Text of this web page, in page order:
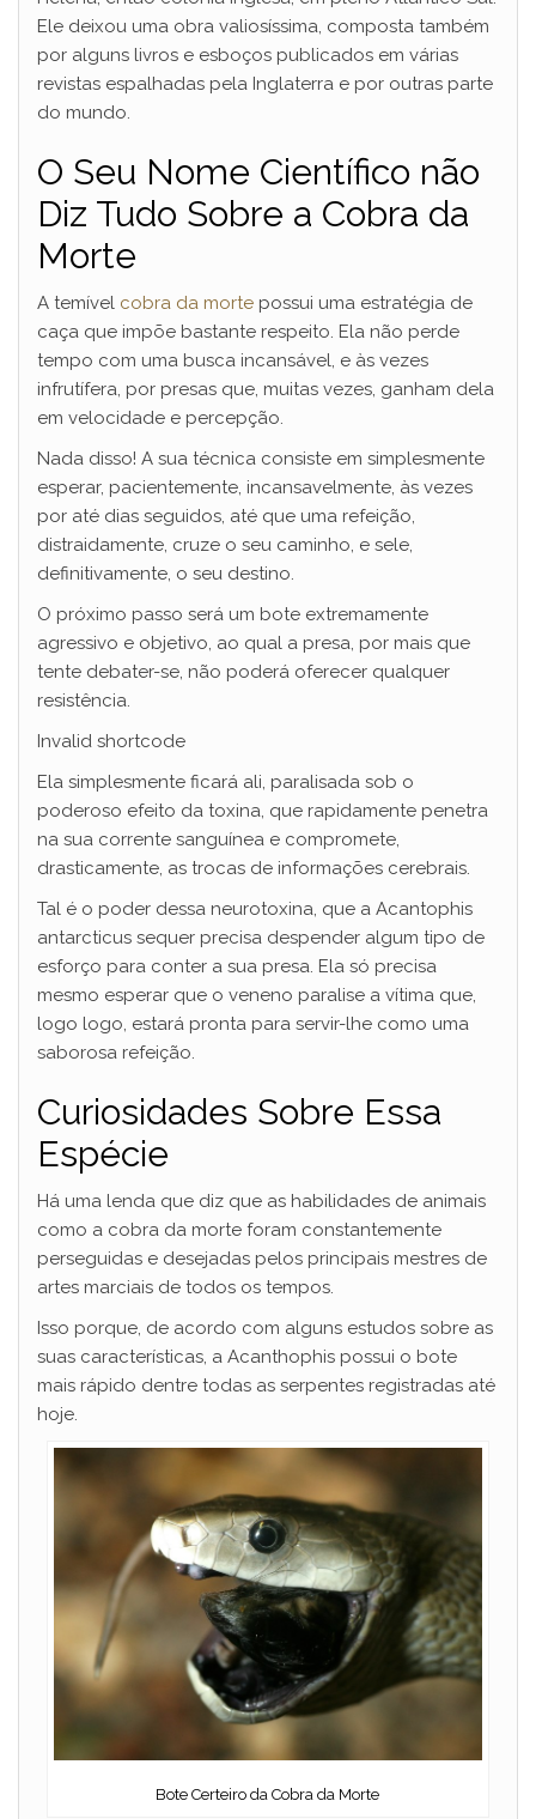
Ele deixou uma obra valiosíssima, composta também
por alguns livros e esboços publicados em várias
revistas espalhadas pela Inglaterra e por outras parte
do mundo.
O Seu Nome Científico não
Diz Tudo Sobre a Cobra da
Morte
A temível cobra da morte possui uma estratégia de
caça que impõe bastante respeito. Ela não perde
tempo com uma busca incansável, e às vezes
infrutífera, por presas que, muitas vezes, ganham dela
em velocidade e percepção.
Nada disso! A sua técnica consiste em simplesmente
esperar, pacientemente, incansavelmente, às vezes
por até dias seguidos, até que uma refeição,
distraidamente, cruze o seu caminho, e sele,
definitivamente, o seu destino.
O próximo passo será um bote extremamente
agressivo e objetivo, ao qual a presa, por mais que
tente debater-se, não poderá oferecer qualquer
resistência.
Invalid shortcode
Ela simplesmente ficará ali, paralisada sob o
poderoso efeito da toxina, que rapidamente penetra
na sua corrente sanguínea e compromete,
drasticamente, as trocas de informações cerebrais.
Tal é o poder dessa neurotoxina, que a Acantophis
antarcticus sequer precisa despender algum tipo de
esforço para conter a sua presa. Ela só precisa
mesmo esperar que o veneno paralise a vítima que,
logo logo, estará pronta para servir-lhe como uma
saborosa refeição.
Curiosidades Sobre Essa
Espécie
Há uma lenda que diz que as habilidades de animais
como a cobra da morte foram constantemente
perseguidas e desejadas pelos principais mestres de
artes marciais de todos os tempos.
Isso porque, de acordo com alguns estudos sobre as
suas características, a Acanthophis possui o bote
mais rápido dentre todas as serpentes registradas até
hoje.
Bote Certeiro da Cobra da Morte